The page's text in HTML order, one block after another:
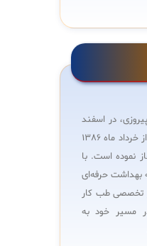
در اسفند
ماه 1385 تأسیس شده و از خرداد ماه 1386
نموده است. با
بهداشت حرفه‌ای
1386، مرکز تخصصی طب کار
مسیر خود به